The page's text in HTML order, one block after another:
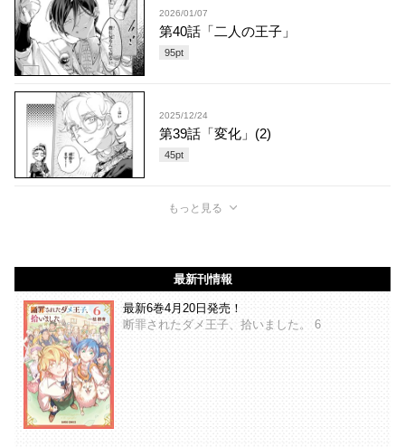
2026/01/07
第40話「二人の王子」
95pt
2025/12/24
第39話「変化」(2)
45pt
もっと見る
最新刊情報
最新6巻4月20日発売！
断罪されたダメ王子、拾いました。 6